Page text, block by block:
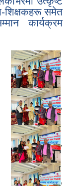
शिक्षकहरू समेत
कार्यक्रम
,
,
,
,